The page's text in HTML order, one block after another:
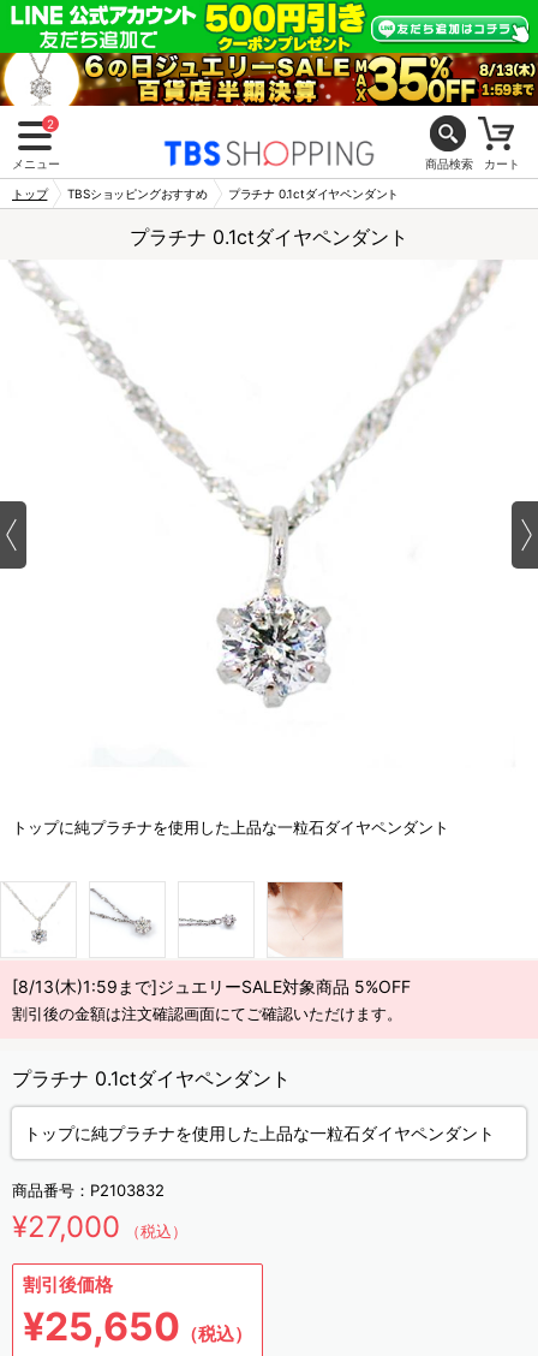
2
メニュー 商品検索 カート
トップ TBSショッピングおすすめ プラチナ 0.1ctダイヤペンダント
プラチナ 0.1ctダイヤペンダント
トップに純プラチナを使用した上品な一粒石ダイヤペンダント
[8/13(木)1:59まで]ジュエリーSALE対象商品 5%OFF
割引後の金額は注文確認画面にてご確認いただけます。
プラチナ 0.1ctダイヤペンダント
トップに純プラチナを使用した上品な一粒石ダイヤペンダント
商品番号： P2103832
¥27,000 （税込）
割引後価格
¥25,650 （税込）